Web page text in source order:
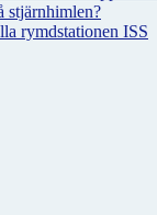
stjärnhimlen?
rymdstationen ISS